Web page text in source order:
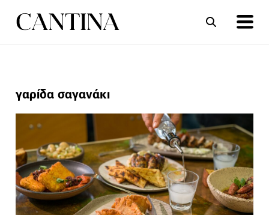
ΣΥΝΤΑΓΕΣ
γαρίδα σαγανάκι